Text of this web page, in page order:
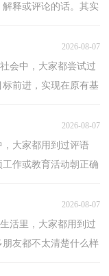
释或评论的话。其实
2026-08-07
会中，大家都尝试过
前进，实现在原有基
2026-08-07
大家都用到过评语
作或教育活动朝正确
2026-08-07
活里，大家都用到过
友都不太清楚什么样